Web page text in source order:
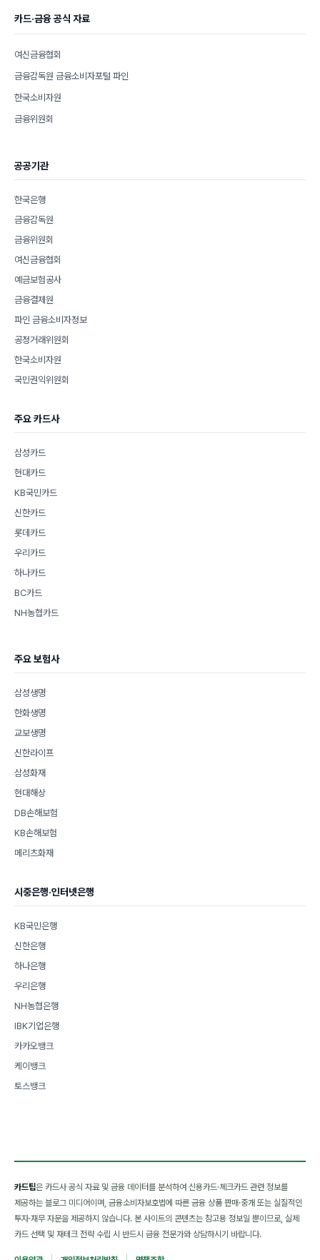
카드·금융 공식 자료
여신금융협회
금융감독원 금융소비자포털 파인
한국소비자원
금융위원회
공공기관
한국은행
금융감독원
금융위원회
여신금융협회
예금보험공사
금융결제원
파인 금융소비자정보
공정거래위원회
한국소비자원
국민권익위원회
주요 카드사
삼성카드
현대카드
KB국민카드
신한카드
롯데카드
우리카드
하나카드
BC카드
NH농협카드
주요 보험사
삼성생명
한화생명
교보생명
신한라이프
삼성화재
현대해상
DB손해보험
KB손해보험
메리츠화재
시중은행·인터넷은행
KB국민은행
신한은행
하나은행
우리은행
NH농협은행
IBK기업은행
카카오뱅크
케이뱅크
토스뱅크
카드팁은 카드사 공식 자료 및 금융 데이터를 분석하여 신용카드·체크카드 관련 정보를
제공하는 블로그 미디어이며, 금융소비자보호법에 따른 금융 상품 판매·중개 또는 실질적인
투자·재무 자문을 제공하지 않습니다. 본 사이트의 콘텐츠는 참고용 정보일 뿐이므로, 실제
카드 선택 및 재테크 전략 수립 시 반드시 금융 전문가와 상담하시기 바랍니다.